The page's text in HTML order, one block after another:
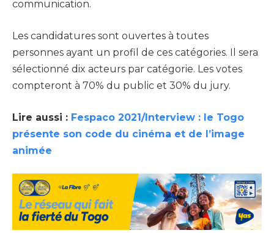
communication.
Les candidatures sont ouvertes à toutes
personnes ayant un profil de ces catégories. Il sera
sélectionné dix acteurs par catégorie. Les votes
compteront à 70% du public et 30% du jury.
Lire aussi : Fespaco 2021/Interview : le Togo
présente son code du cinéma et de l’image
animée